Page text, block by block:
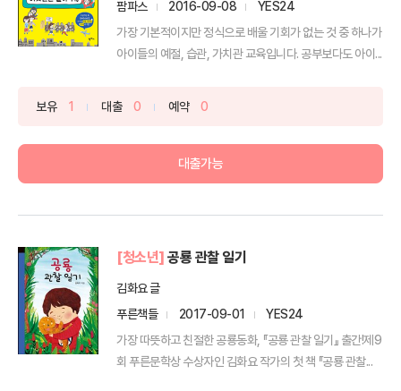
팜파스
2016-09-08
YES24
가장 기본적이지만 정식으로 배울 기회가 없는 것 중 하나가
아이들의 예절, 습관, 가치관 교육입니다. 공부보다도 아이...
보유 1 대출 0 예약 0
대출가능
[청소년] 공룡 관찰 일기
김화요 글
푸른책들
2017-09-01
YES24
가장 따뜻하고 친절한 공룡동화, 『공룡 관찰 일기』 출간!제9
회 푸른문학상 수상자인 김화요 작가의 첫 책 『공룡 관찰...